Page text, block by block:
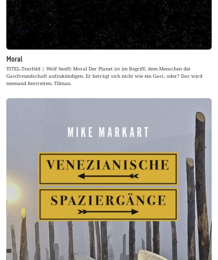
Moral
TITEL-Textfeld | Wolf Senff: Moral Der Planet ist im Begriff, dem Menschen die
Gastfreundschaft aufzukündigen. Er beträgt sich nicht wie ein Gast, oder? Das wird
niemand bestreiten, Tilman.